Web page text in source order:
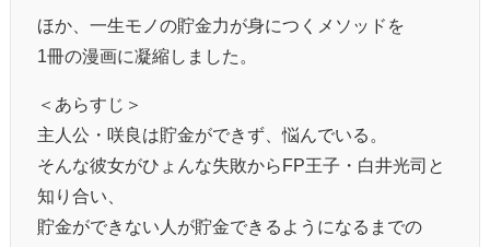
ほか、一生モノの貯金力が身につくメソッドを
1冊の漫画に凝縮しました。
＜あらすじ＞
主人公・咲良は貯金ができず、悩んでいる。
そんな彼女がひょんな失敗からFP王子・白井光司と
知り合い、
貯金ができない人が貯金できるようになるまでの